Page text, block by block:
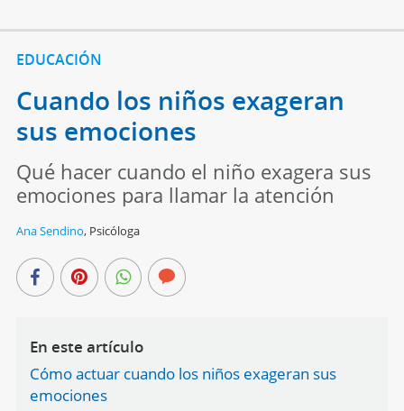
EDUCACIÓN
Cuando los niños exageran
sus emociones
Qué hacer cuando el niño exagera sus
emociones para llamar la atención
Ana Sendino, Psicóloga
En este artículo
Cómo actuar cuando los niños exageran sus
emociones